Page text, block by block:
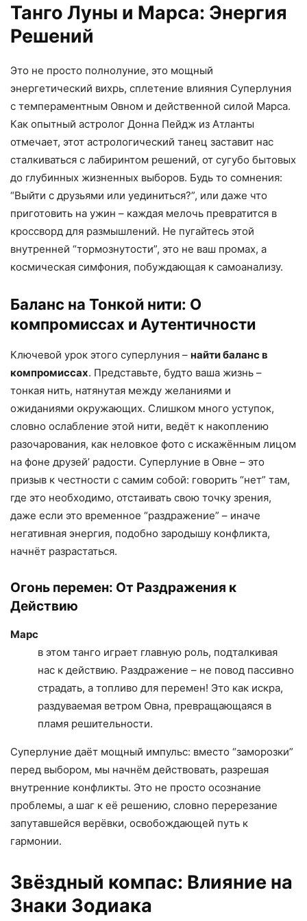
Танго Луны и Марса: Энергия
Решений
Это не просто полнолуние, это мощный
энергетический вихрь, сплетение влияния Суперлуния
с темпераментным Овном и действенной силой Марса.
Как опытный астролог Донна Пейдж из Атланты
отмечает, этот астрологический танец заставит нас
сталкиваться с лабиринтом решений, от сугубо бытовых
до глубинных жизненных выборов. Будь то сомнения:
“Выйти с друзьями или уединиться?”, или даже что
приготовить на ужин – каждая мелочь превратится в
кроссворд для размышлений. Не пугайтесь этой
внутренней “тормознутости”, это не ваш промах, а
космическая симфония, побуждающая к самоанализу.
Баланс на Тонкой нити: О
компромиссах и Аутентичности
Ключевой урок этого суперлуния – найти баланс в
компромиссах. Представьте, будто ваша жизнь –
тонкая нить, натянутая между желаниями и
ожиданиями окружающих. Слишком много уступок,
словно ослабление этой нити, ведёт к накоплению
разочарования, как неловкое фото с искажённым лицом
на фоне друзей’ радости. Суперлуние в Овне – это
призыв к честности с самим собой: говорить “нет” там,
где это необходимо, отстаивать свою точку зрения,
даже если это временное “раздражение” – иначе
негативная энергия, подобно зародышу конфликта,
начнёт разрастаться.
Огонь перемен: От Раздражения к
Действию
Марс
в этом танго играет главную роль, подталкивая
нас к действию. Раздражение – не повод пассивно
страдать, а топливо для перемен! Это как искра,
раздуваемая ветром Овна, превращающаяся в
пламя решительности.
Суперлуние даёт мощный импульс: вместо “заморозки”
перед выбором, мы начнём действовать, разрешая
внутренние конфликты. Это не просто осознание
проблемы, а шаг к её решению, словно перерезание
запутавшейся верёвки, освобождающей путь к
гармонии.
Звёздный компас: Влияние на
Знаки Зодиака